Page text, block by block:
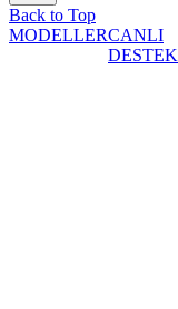
Back to Top
MODELLERCANLI
DESTEK